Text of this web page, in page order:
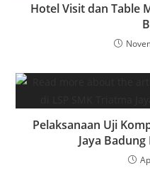
Hotel Visit dan Table
Pelaksanaan Uji
Jaya